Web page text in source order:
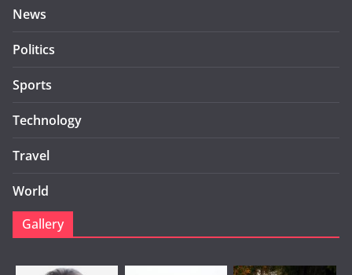
News
Politics
Sports
Technology
Travel
World
Gallery